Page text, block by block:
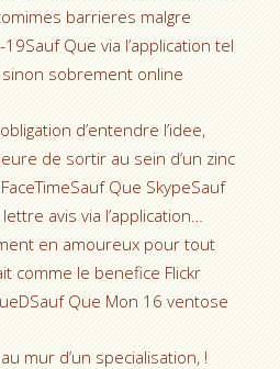
barrieres malgre
Que via l’application tel
sobrement online
d’entendre l’idee,
de sortir au sein d’un zinc
Que SkypeSauf
avis via l’application…
en amoureux pour tout
comme le benefice Flickr
Que Mon 16 ventose
mur d’un specialisation, !